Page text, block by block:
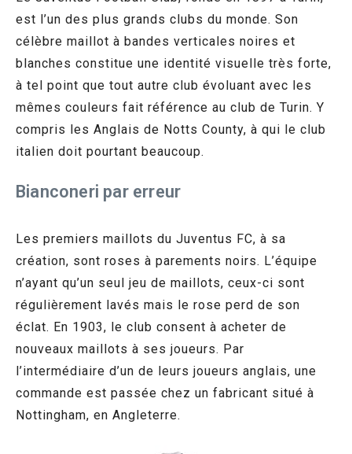
est l’un des plus grands clubs du monde. Son
célèbre maillot à bandes verticales noires et
blanches constitue une identité visuelle très forte,
à tel point que tout autre club évoluant avec les
mêmes couleurs fait référence au club de Turin. Y
compris les Anglais de Notts County, à qui le club
italien doit pourtant beaucoup.
Bianconeri par erreur
Les premiers maillots du Juventus FC, à sa
création, sont roses à parements noirs. L’équipe
n’ayant qu’un seul jeu de maillots, ceux-ci sont
régulièrement lavés mais le rose perd de son
éclat. En 1903, le club consent à acheter de
nouveaux maillots à ses joueurs. Par
l’intermédiaire d’un de leurs joueurs anglais, une
commande est passée chez un fabricant situé à
Nottingham, en Angleterre.